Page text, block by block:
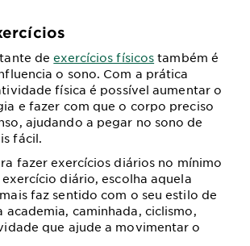
deexercícios físicos também é
o sono. Com a prática
física é possível aumentar o
e fazer com que o corpo preciso
ajudando a pegar no sono de
fácil.
fazer exercícios diários no mínimo
diário, escolha aquela
faz sentido com o seu estilo de
academia, caminhada, ciclismo,
que ajude a movimentar o